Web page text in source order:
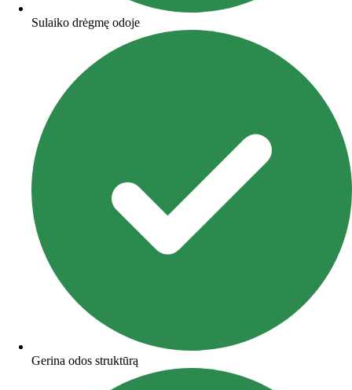
Sulaiko drėgmę odoje
Gerina odos struktūrą